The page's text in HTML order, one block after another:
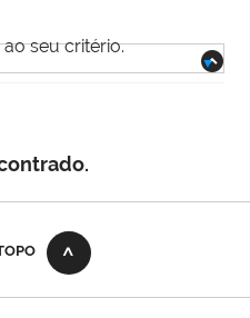
seu critério.